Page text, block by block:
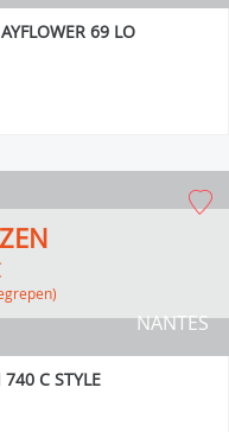
69 LO
NANTES
C STYLE